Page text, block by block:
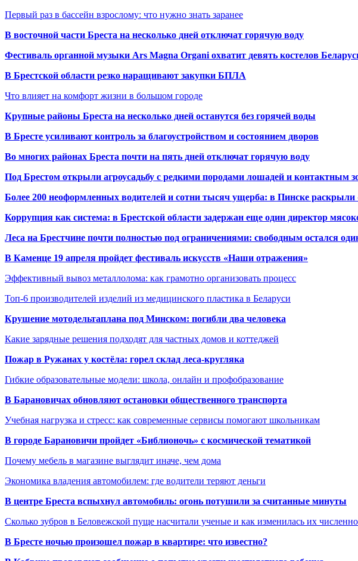
Первый раз в бассейн взрослому: что нужно знать заранее
В восточной части Бреста на несколько дней отключат горячую воду
Фестиваль органной музыки Ars Magna Organi охватит девять костелов
В Брестской области резко наращивают закупки БПЛА
Что влияет на комфорт жизни в большом городе
Крупные районы Бреста на несколько дней останутся без горячей воды
В Бресте усиливают контроль за благоустройством и состоянием дворов
Во многих районах Бреста почти на пять дней отключат горячую воду
Под Брестом открыли агроусадьбу с редкими породами лошадей и контактным
Более 200 неоформленных водителей и сотни тысяч ущерба: в Пинске раскрыли
Коррупция как система: в Брестской области задержан еще один директор
Леса на Брестчине почти полностью под ограничениями: свободным остался
В Каменце 19 апреля пройдет фестиваль искусств «Наши отражения»
Эффективный вывоз металлолома: как грамотно организовать процесс
Топ-6 производителей изделий из медицинского пластика в Беларуси
Крушение мотодельтаплана под Минском: погибли два человека
Какие зарядные решения подходят для частных домов и коттеджей
Пожар в Ружанах у костёла: горел склад леса-кругляка
Гибкие образовательные модели: школа, онлайн и профобразование
В Барановичах обновляют остановки общественного транспорта
Учебная нагрузка и стресс: как современные сервисы помогают школьникам
В городе Барановичи пройдет «Библионочь» с космической тематикой
Почему мебель в магазине выглядит иначе, чем дома
Экономика владения автомобилем: где водители теряют деньги
В центре Бреста вспыхнул автомобиль: огонь потушили за считанные минуты
Сколько зубров в Беловежской пуще насчитали ученые и как изменилась их
В Бресте ночью произошел пожар в квартире: что известно?